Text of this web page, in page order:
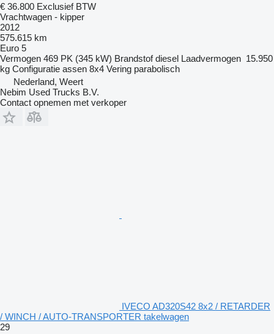
€ 36.800 Exclusief BTW
Vrachtwagen - kipper
2012
575.615 km
Euro 5
Vermogen 469 PK (345 kW) Brandstof diesel Laadvermogen 15.950
kg Configuratie assen 8x4 Vering parabolisch
Nederland, Weert
Nebim Used Trucks B.V.
Contact opnemen met verkoper
IVECO AD320S42 8x2 / RETARDER
/ WINCH / AUTO-TRANSPORTER takelwagen
29